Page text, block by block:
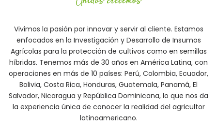
Vivimos la pasión por innovar y servir al cliente. Estamos
enfocados en la Investigación y Desarrollo de Insumos
Agrícolas para la protección de cultivos como en semillas
híbridas. Tenemos más de 30 años en América Latina, con
operaciones en más de 10 países: Perú, Colombia, Ecuador,
Bolivia, Costa Rica, Honduras, Guatemala, Panamá, El
Salvador, Nicaragua y República Dominicana, lo que nos da
la experiencia única de conocer la realidad del agricultor
latinoamericano.